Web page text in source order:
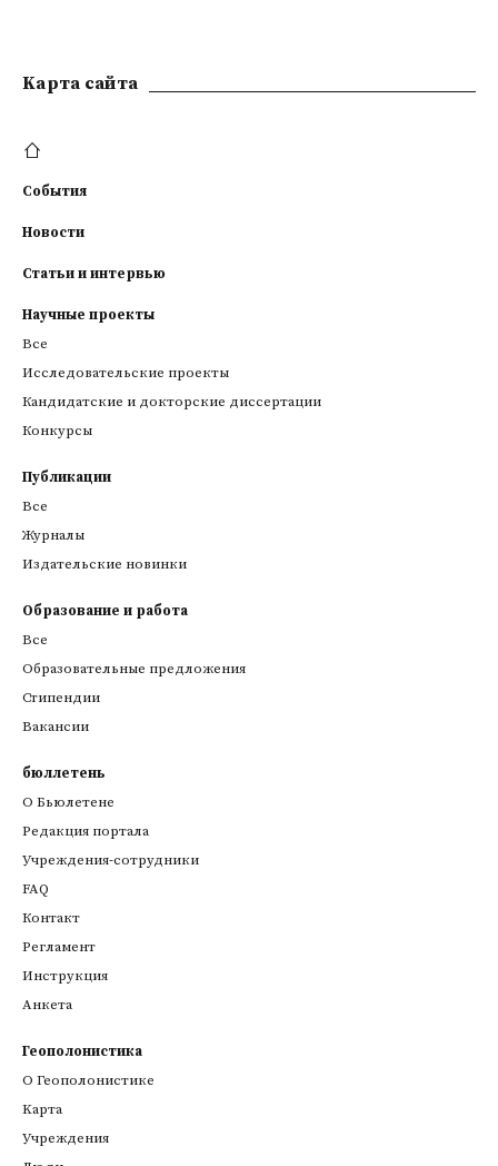
Kарта сайта
События
Новости
Статьи и интервью
Научные проекты
Все
Исследовательские проекты
Кандидатские и докторские диссертации
Конкурсы
Публикации
Все
Журналы
Издательские новинки
Образование и работа
Все
Образовательные предложения
Стипендии
Вакансии
бюллетень
О Бьюлетене
Редакция портала
Учреждения-сотрудники
FAQ
Контакт
Регламент
Инструкция
Анкета
Геополонистика
О Геополонистике
Kарта
Учреждения